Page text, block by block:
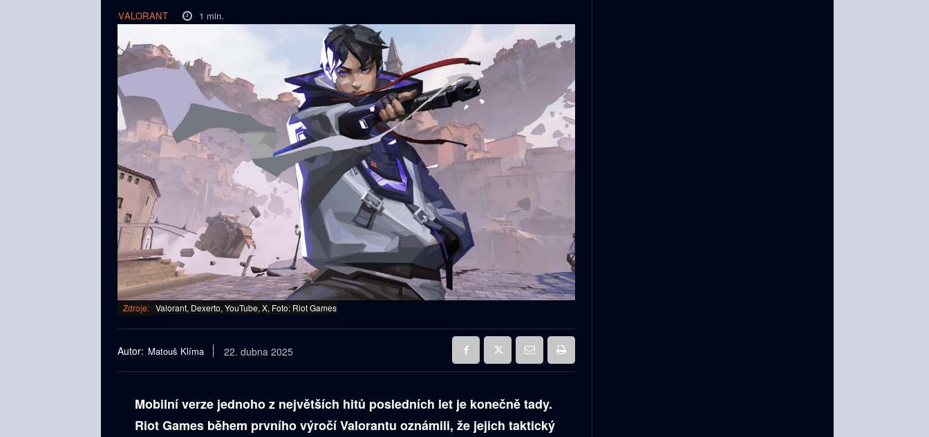
VALORANT 1 min.
Zdroje: Valorant, Dexerto, YouTube, X, Foto: Riot Games
Autor: Matouš Klíma 22. dubna 2025
Mobilní verze jednoho z největších hitů posledních let je konečně tady.
Riot Games během prvního výročí Valorantu oznámili, že jejich taktický